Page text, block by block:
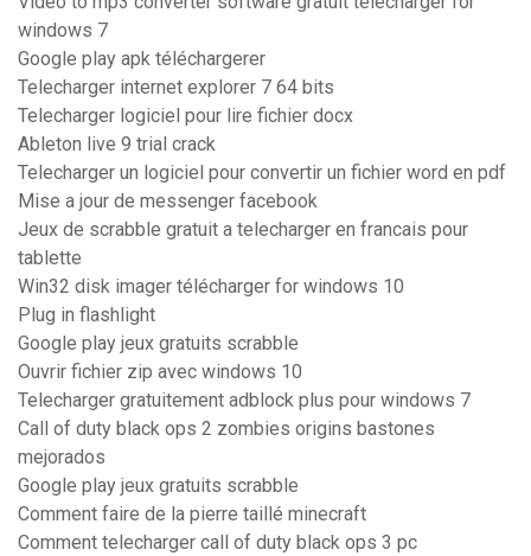
windows 7
Google play apk téléchargerer
Telecharger internet explorer 7 64 bits
Telecharger logiciel pour lire fichier docx
Ableton live 9 trial crack
Telecharger un logiciel pour convertir un fichier word en pdf
Mise a jour de messenger facebook
Jeux de scrabble gratuit a telecharger en francais pour
tablette
Win32 disk imager télécharger for windows 10
Plug in flashlight
Google play jeux gratuits scrabble
Ouvrir fichier zip avec windows 10
Telecharger gratuitement adblock plus pour windows 7
Call of duty black ops 2 zombies origins bastones
mejorados
Google play jeux gratuits scrabble
Comment faire de la pierre taillé minecraft
Comment telecharger call of duty black ops 3 pc